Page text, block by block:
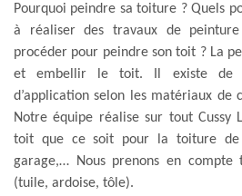
Pourquoi peindre sa toiture ? Quels
à réaliser des travaux de
procéder pour peindre son toit ? La
et embellir le toit. Il existe de
d’application selon les matériaux de
Notre équipe réalise sur tout Cussy
toit que ce soit pour la toiture de
garage,… Nous prenons en
(tuile, ardoise, tôle).